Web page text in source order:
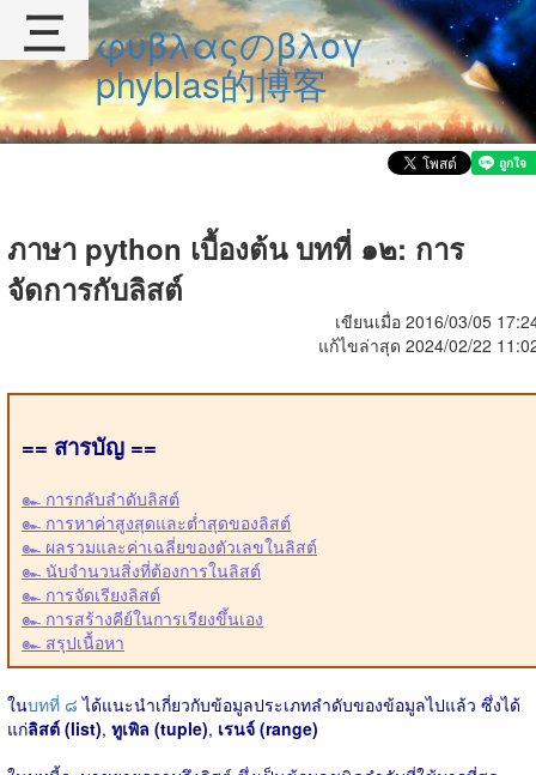
φυβλαςのβλογ
phyblas的博客
ภาษา python เบื้องต้น บทที่ ๑๒: การ
จัดการกับลิสต์
เขียนเมื่อ 2016/03/05
แก้ไขล่าสุด 2024/02/22
== สารบัญ ==
๛ การกลับลำดับลิสต์
๛ การหาค่าสูงสุดและต่ำสุดของลิสต์
๛ ผลรวมและค่าเฉลี่ยของตัวเลขในลิสต์
๛ นับจำนวนสิ่งที่ต้องการในลิสต์
๛ การจัดเรียงลิสต์
๛ การสร้างคีย์ในการเรียงขึ้นเอง
๛ สรุปเนื้อหา
ในบทที่ ๘ ได้แนะนำเกี่ยวกับข้อมูลประเภทลำดับของข้อมูลไปแล้ว ซึ่งได้
แก่ลิสต์ (list), ทูเพิล (tuple), เรนจ์ (range)
三